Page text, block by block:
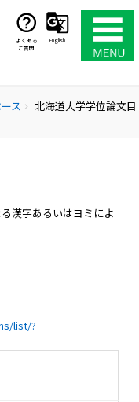
よくある
ご質問
English
ス chevron_right
北海道大学学位論文目
漢字あるいはヨミによ
list/?